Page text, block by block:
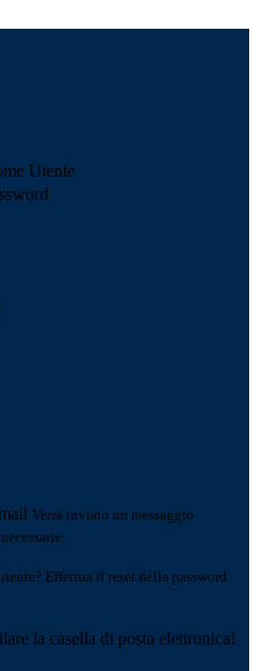
Utente
Verrà inviato un messaggio
Effettua il reset della password
la casella di posta elettronica!